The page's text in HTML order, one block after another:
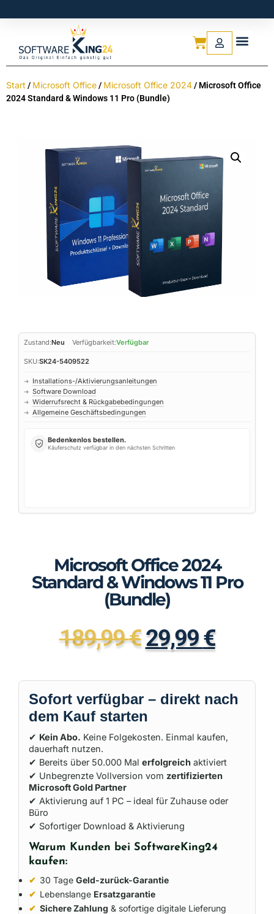
Start / Microsoft Office/ Microsoft Office 2024/ Microsoft Office
2024 Standard & Windows 11 Pro (Bundle)
Zustand:Neu Verfügbarkeit:Verfügbar
SKU:SK24-5409522
➜ Installations-/Aktivierungsanleitungen
➜ Software Download
➜ Widerrufsrecht & Rückgabebedingungen
➜ Allgemeine Geschäftsbedingungen
Bedenkenlos bestellen.
Käuferschutz verfügbar in den nächsten Schritten
Microsoft Office 2024
Standard & Windows 11 Pro
(Bundle)
189,99€29,99€
Sofort verfügbar – direkt nach
dem Kauf starten
✔ Kein Abo. Keine Folgekosten. Einmal kaufen,
dauerhaft nutzen.
✔ Bereits über 50.000 Mal erfolgreich aktiviert
✔ Unbegrenzte Vollversion vom zertifizierten
Microsoft Gold Partner
✔ Aktivierung auf 1 PC – ideal für Zuhause oder
Büro
✔ Sofortiger Download & Aktivierung
Warum Kunden bei SoftwareKing24
kaufen:
✔ 30 Tage Geld-zurück-Garantie
✔ Lebenslange Ersatzgarantie
✔ Sichere Zahlung & sofortige digitale Lieferung